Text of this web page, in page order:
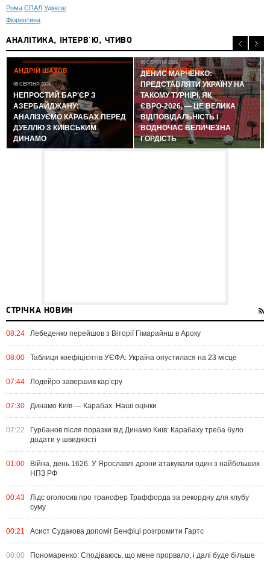
Рома СПАЛ Удінезе
Фіорентина
АНАЛІТИКА, ІНТЕРВ'Ю, ЧТИВО
АНДРІЙ ШАХОВ
05 СЕРПНЯ 2026
НЕПРОСТИЙ БАР'ЄР З
АЗЕРБАЙДЖАНУ:
АНАЛІЗУЄМО КАРАБАХ ПЕРЕД
ДУЕЛЛЮ З КИЇВСЬКИМ
ДИНАМО
ГЛІБ АНДРУСЕНКО
05 СЕРПНЯ 2026
ДЕНИС МАРЧЕНКО:
ПРЕДСТАВЛЯТИ УКРАЇНУ НА
ТАКОМУ ТУРНІРІ, ЯК
ЄВРО-2026, — ЦЕ ВЕЛИКА
ВІДПОВІДАЛЬНІСТЬ І
ВОДНОЧАС ВЕЛИЧЕЗНА
ГОРДІСТЬ
СТРІЧКА НОВИН
08:24 Лебеденко перейшов з Віторії Гімарайнш в Ароку
08:00 Таблиця коефіцієнтів УЄФА: Україна опустилася на 23 місце
07:44 Лодейро завершив кар’єру
07:30 Динамо Київ — Карабах. Наші оцінки
07:22
Гурбанов після поразки від Динамо Київ: Карабаху треба було
додати у швидкості
01:00
Війна, день 1626. У Ярославлі дрони атакували один з найбільших
НПЗ РФ
00:43
Лідс оголосив про трансфер Траффорда за рекордну для клубу
суму
00:21 Асист Судакова допоміг Бенфіці розгромити Гартс
00:00 Пономаренко: Сподіваюсь, що мене прорвало, і далі буде більше